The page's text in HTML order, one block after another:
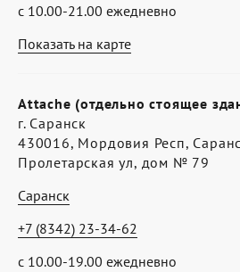
Показать на карте
с 10.00-21.00 ежедневно
Attache (отдельно стоящее
г. Саранск
430016, Мордовия Респ,
Пролетарская ул, дом № 79
Саранск
с 10.00-19.00 ежедневно
+7 (8342) 23-34-62